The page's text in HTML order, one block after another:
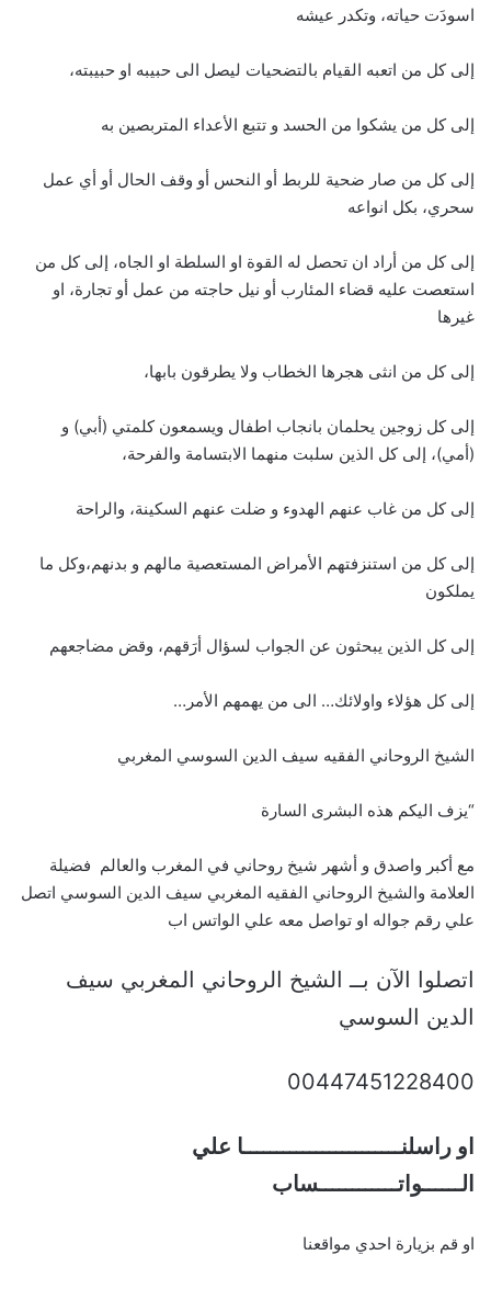
اسودَت حياته، وتكدر عيشه
إلى كل من اتعبه القيام بالتضحيات ليصل الى حبيبه او حبيبته،
إلى كل من يشكوا من الحسد و تتبع الأعداء المتربصين به
إلى كل من صار ضحية للربط أو النحس أو وقف الحال أو أي عمل
سحري، بكل انواعه
إلى كل من أراد ان تحصل له القوة او السلطة او الجاه، إلى كل من
استعصت عليه قضاء المئارب أو نيل حاجته من عمل أو تجارة، او
غيرها
إلى كل من انثى هجرها الخطاب ولا يطرقون بابها،
إلى كل زوجين يحلمان بانجاب اطفال ويسمعون كلمتي (أبي) و
(أمي)، إلى كل الذين سلبت منهما الابتسامة والفرحة،
إلى كل من غاب عنهم الهدوء و ضلت عنهم السكينة، والراحة
إلى كل من استنزفتهم الأمراض المستعصية مالهم و بدنهم،وكل ما
يملكون
إلى كل الذين يبحثون عن الجواب لسؤال أرَقهم، وقض مضاجعهم
إلى كل هؤلاء واولائك… الى من يهمهم الأمر…
الشيخ الروحاني الفقيه سيف الدين السوسي المغربي
“يزف اليكم هذه البشرى السارة
مع أكبر واصدق و أشهر شيخ روحاني في المغرب والعالم فضيلة
العلامة والشيخ الروحاني الفقيه المغربي سيف الدين السوسي اتصل
علي رقم جواله او تواصل معه علي الواتس اب
اتصلوا الآن بــ الشيخ الروحاني المغربي سيف
الدين السوسي
00447451228400
او راسلنــــــــــــــــــــــــا علي
الــــــواتــــــــــــساب
او قم بزيارة احدي مواقعنا